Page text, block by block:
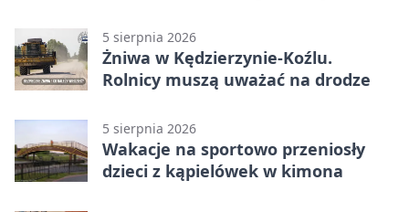
5 sierpnia 2026
Żniwa w Kędzierzynie-Koźlu.
Rolnicy muszą uważać na drodze
5 sierpnia 2026
Wakacje na sportowo przeniosły
dzieci z kąpielówek w kimona